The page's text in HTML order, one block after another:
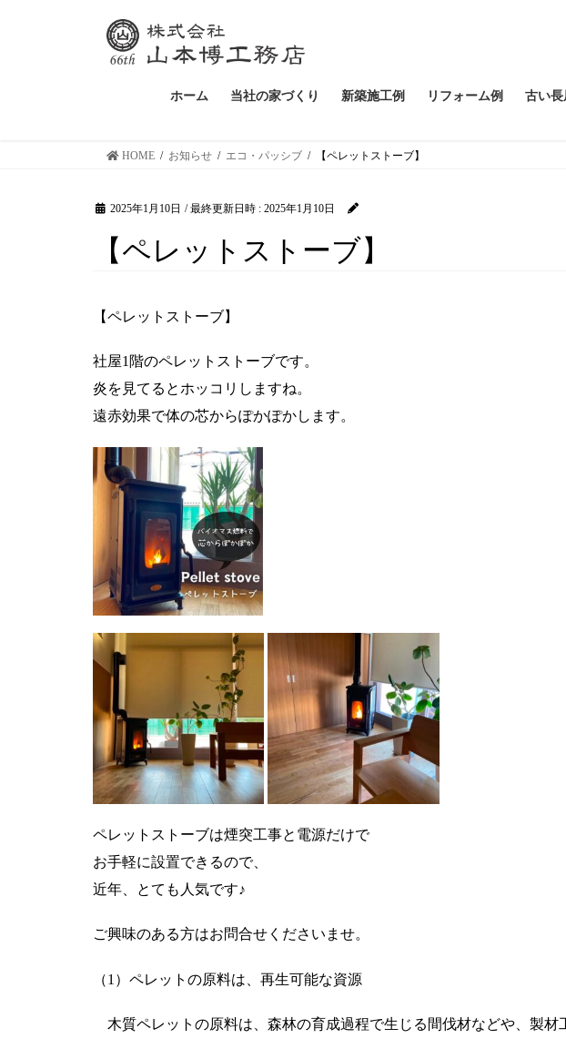
ホーム 当社の家づくり 新築施工例 リフォーム例 古い長
HOME お知らせ エコ・パッシブ 【ペレットストーブ】
2025年1月10日 / 最終更新日時 : 2025年1月10日
【ペレットストーブ】
【ペレットストーブ】
社屋1階のペレットストーブです。
炎を見てるとホッコリしますね。
遠赤効果で体の芯からぽかぽかします。
ペレットストーブは煙突工事と電源だけで
お手軽に設置できるので、
近年、とても人気です♪
ご興味のある方はお問合せくださいませ。
（1）ペレットの原料は、再生可能な資源
木質ペレットの原料は、森林の育成過程で生じる間伐材などや、製材